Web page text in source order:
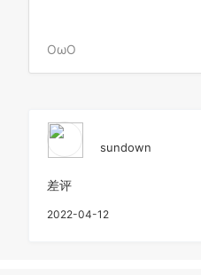
OωO
sundown
差评
2022-04-12